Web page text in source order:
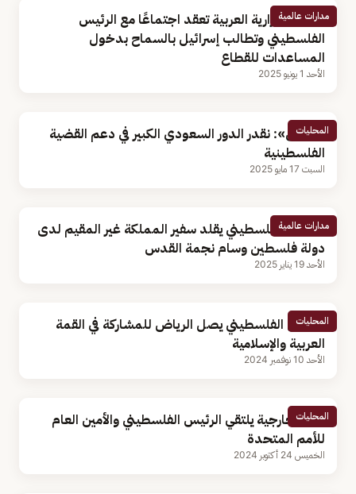
مدارات عالمية
اللجنة الوزارية العربية تعقد اجتماعًا مع الرئيس
الفلسطيني وتطالب إسرائيل بالسماح بدخول
المساعدات للقطاع
الأحد 1 يونيو 2025
المحليات
«عباس»: نقدر الدور السعودي الكبير في دعم القضية
الفلسطينية
السبت 17 مايو 2025
مدارات عالمية
الرئيس الفلسطيني يقلد سفير المملكة غير المقيم لدى
دولة فلسطين وسام نجمة القدس
الأحد 19 يناير 2025
المحليات
الرئيس الفلسطيني يصل الرياض للمشاركة في القمة
العربية والإسلامية
الأحد 10 نوفمبر 2024
المحليات
وزير الخارجية يلتقي الرئيس الفلسطيني والأمين العام
للأمم المتحدة
الخميس 24 أكتوبر 2024